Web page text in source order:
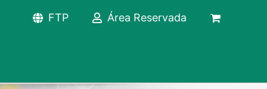
FTP Área Reservada